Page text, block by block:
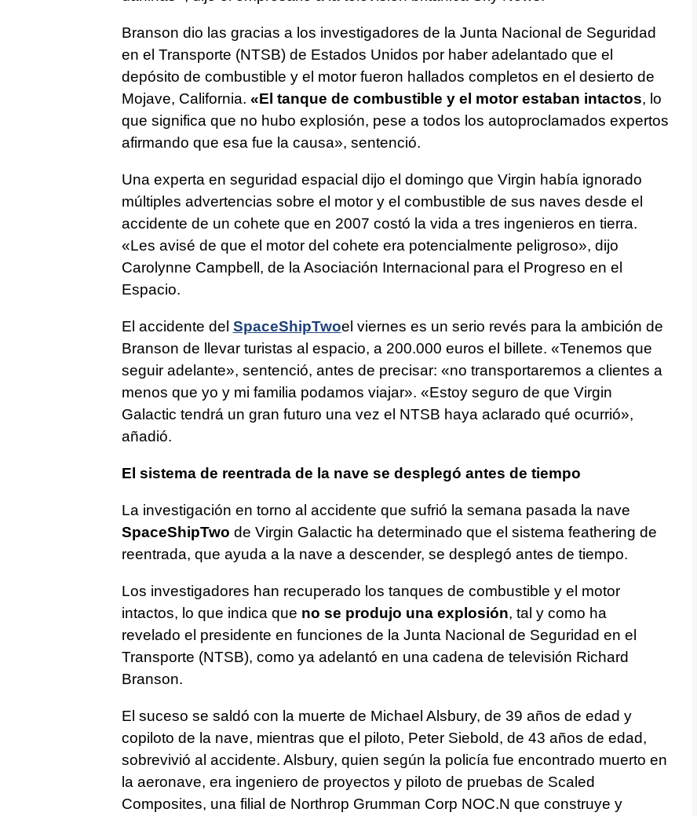
Branson dio las gracias a los investigadores de la Junta Nacional de Seguridad
en el Transporte (NTSB) de Estados Unidos por haber adelantado que el
depósito de combustible y el motor fueron hallados completos en el desierto de
Mojave, California. «El tanque de combustible y el motor estaban intactos, lo
que significa que no hubo explosión, pese a todos los autoproclamados expertos
afirmando que esa fue la causa», sentenció.
Una experta en seguridad espacial dijo el domingo que Virgin había ignorado
múltiples advertencias sobre el motor y el combustible de sus naves desde el
accidente de un cohete que en 2007 costó la vida a tres ingenieros en tierra.
«Les avisé de que el motor del cohete era potencialmente peligroso», dijo
Carolynne Campbell, de la Asociación Internacional para el Progreso en el
Espacio.
El accidente del SpaceShipTwoel viernes es un serio revés para la ambición de
Branson de llevar turistas al espacio, a 200.000 euros el billete. «Tenemos que
seguir adelante», sentenció, antes de precisar: «no transportaremos a clientes a
menos que yo y mi familia podamos viajar». «Estoy seguro de que Virgin
Galactic tendrá un gran futuro una vez el NTSB haya aclarado qué ocurrió»,
añadió.
El sistema de reentrada de la nave se desplegó antes de tiempo
La investigación en torno al accidente que sufrió la semana pasada la nave
SpaceShipTwo de Virgin Galactic ha determinado que el sistema feathering de
reentrada, que ayuda a la nave a descender, se desplegó antes de tiempo.
Los investigadores han recuperado los tanques de combustible y el motor
intactos, lo que indica que no se produjo una explosión, tal y como ha
revelado el presidente en funciones de la Junta Nacional de Seguridad en el
Transporte (NTSB), como ya adelantó en una cadena de televisión Richard
Branson.
El suceso se saldó con la muerte de Michael Alsbury, de 39 años de edad y
copiloto de la nave, mientras que el piloto, Peter Siebold, de 43 años de edad,
sobrevivió al accidente. Alsbury, quien según la policía fue encontrado muerto en
la aeronave, era ingeniero de proyectos y piloto de pruebas de Scaled
Composites, una filial de Northrop Grumman Corp NOC.N que construye y